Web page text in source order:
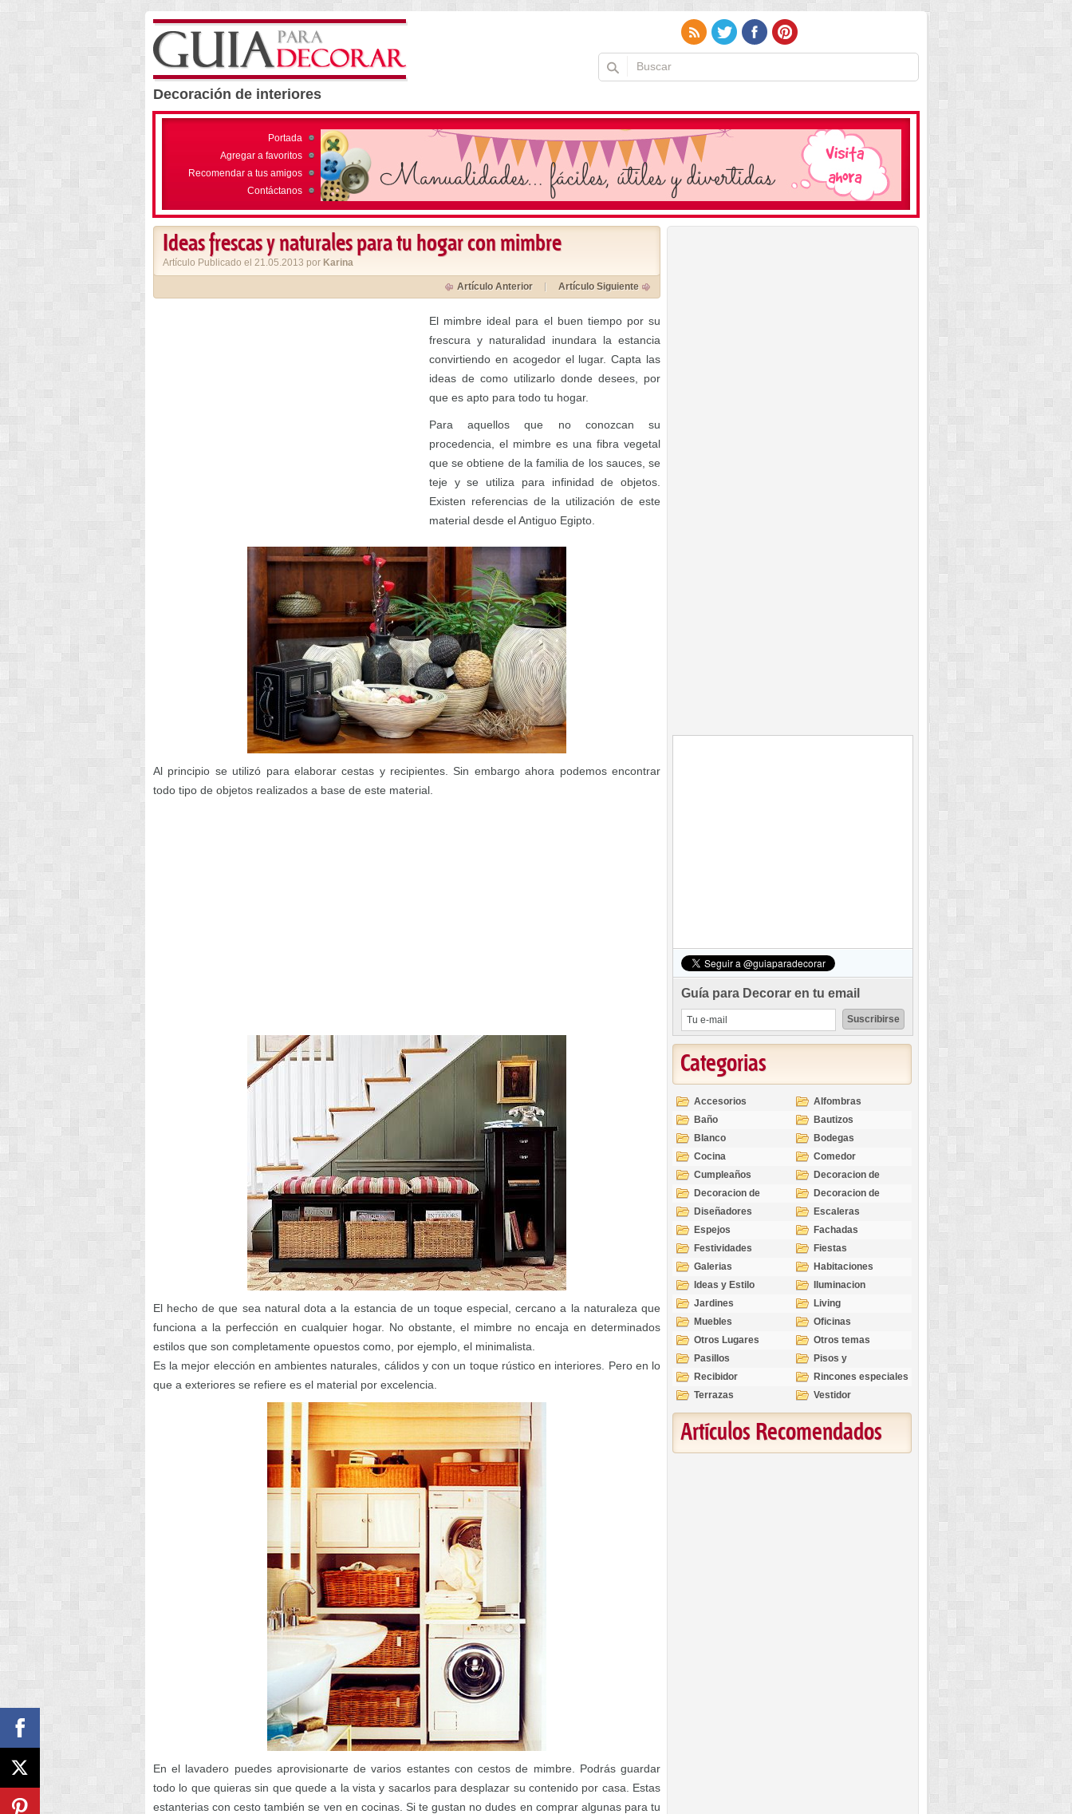
Decoración de interiores
Portada
Agregar a favoritos
Recomendar a tus amigos
Contáctanos
Ideas frescas y naturales para tu hogar con mimbre
Artículo Publicado el 21.05.2013 por Karina
Artículo Anterior Artículo Siguiente
El mimbre ideal para el buen tiempo por su
frescura y naturalidad inundara la estancia
convirtiendo en acogedor el lugar. Capta las
ideas de como utilizarlo donde desees, por
que es apto para todo tu hogar.
Para aquellos que no conozcan su
procedencia, el mimbre es una fibra vegetal
que se obtiene de la familia de los sauces, se
teje y se utiliza para infinidad de objetos.
Existen referencias de la utilización de este
material desde el Antiguo Egipto.
Al principio se utilizó para elaborar cestas y recipientes. Sin embargo ahora podemos encontrar
todo tipo de objetos realizados a base de este material.
El hecho de que sea natural dota a la estancia de un toque especial, cercano a la naturaleza que
funciona a la perfección en cualquier hogar. No obstante, el mimbre no encaja en determinados
estilos que son completamente opuestos como, por ejemplo, el minimalista.
Es la mejor elección en ambientes naturales, cálidos y con un toque rústico en interiores. Pero en lo
que a exteriores se refiere es el material por excelencia.
En el lavadero puedes aprovisionarte de varios estantes con cestos de mimbre. Podrás guardar
todo lo que quieras sin que quede a la vista y sacarlos para desplazar su contenido por casa. Estas
estanterias con cesto también se ven en cocinas. Si te gustan no dudes en comprar algunas para tu
Guía para Decorar en tu email
Categorias
Accesorios
Alfombras
Baño
Bautizos
Blanco
Bodegas
Cocina
Comedor
Cumpleaños
Decoracion de
Exteriores
Decoracion de
Interiores
Decoracion de
Ocasiones
Diseñadores
Escaleras
Espejos
Fachadas
Festividades
Fiestas
Galerias
Habitaciones
Ideas y Estilo
Iluminacion
Jardines
Living
Muebles
Oficinas
Otros Lugares
Otros temas
Pasillos
Pisos y
revestimientos
Recibidor
Rincones especiales
Terrazas
Vestidor
Artículos Recomendados